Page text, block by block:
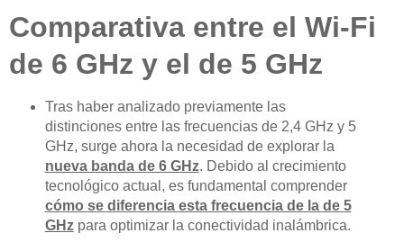
Comparativa entre el Wi-Fi
de 6 GHz y el de 5 GHz
Tras haber analizado previamente las
distinciones entre las frecuencias de 2,4 GHz y 5
GHz, surge ahora la necesidad de explorar la
nueva banda de 6 GHz. Debido al crecimiento
tecnológico actual, es fundamental comprender
cómo se diferencia esta frecuencia de la de 5
GHzpara optimizar la conectividad inalámbrica.